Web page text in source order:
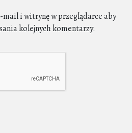
mail i witrynę w przeglądarce aby
kolejnych komentarzy.